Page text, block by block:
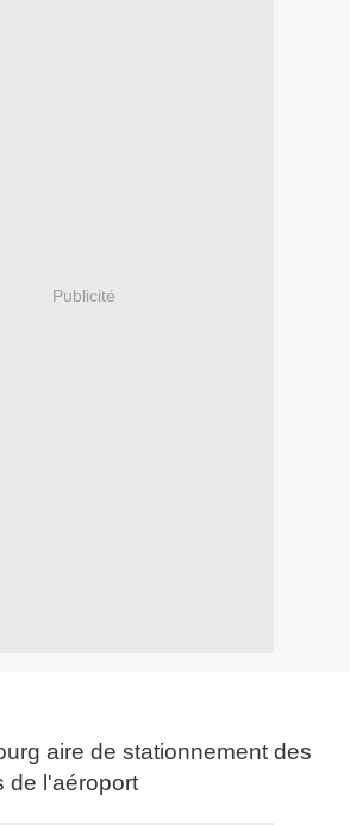
Publicité
aire de stationnement des
de l'aéroport